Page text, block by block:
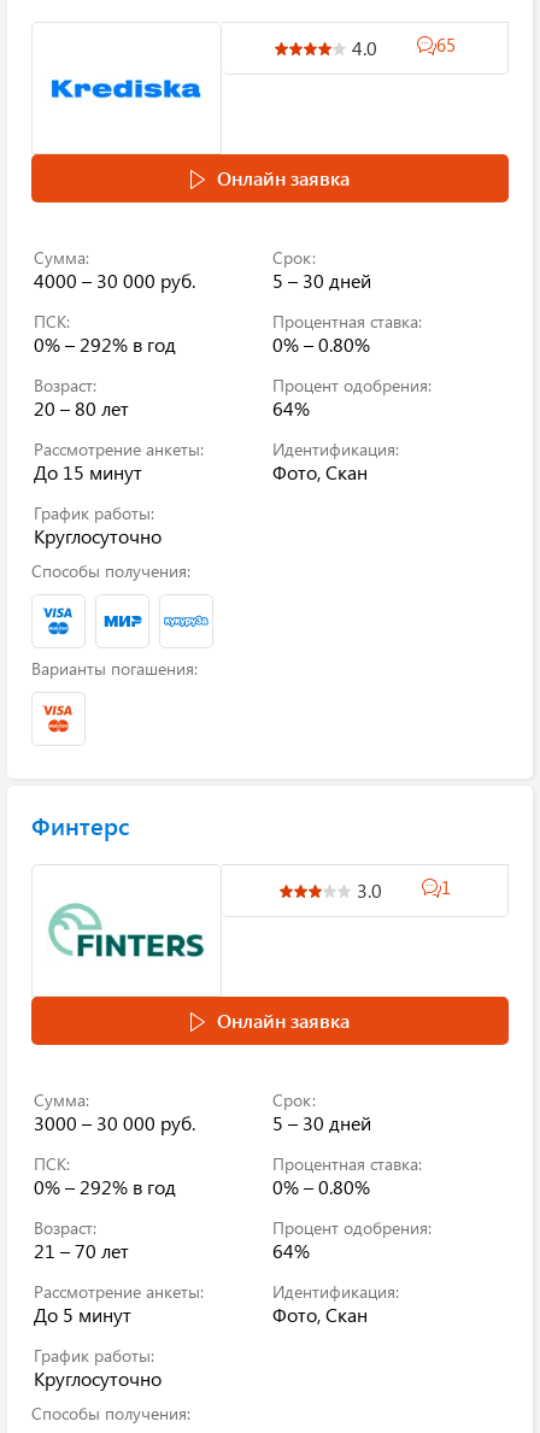
4.0 65
Онлайн заявка
Сумма:
4000 – 30 000 руб.
Срок:
5 – 30 дней
ПСК:
0% – 292% в год
Процентная ставка:
0% – 0.80%
Возраст:
20 – 80 лет
Процент одобрения:
64%
Рассмотрение анкеты:
До 15 минут
Идентификация:
Фото, Скан
График работы:
Круглосуточно
Способы получения:
Варианты погашения:
Финтерс
3.0 1
Онлайн заявка
Сумма:
3000 – 30 000 руб.
Срок:
5 – 30 дней
ПСК:
0% – 292% в год
Процентная ставка:
0% – 0.80%
Возраст:
21 – 70 лет
Процент одобрения:
64%
Рассмотрение анкеты:
До 5 минут
Идентификация:
Фото, Скан
График работы:
Круглосуточно
Способы получения: